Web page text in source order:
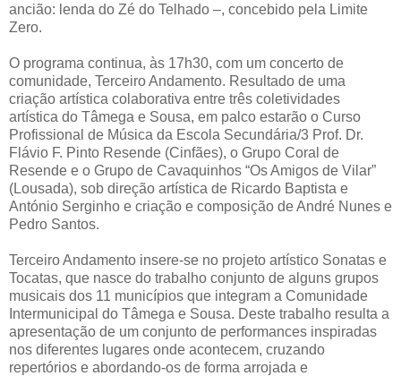
ancião: lenda do Zé do Telhado –, concebido pela Limite
Zero.
O programa continua, às 17h30, com um concerto de
comunidade, Terceiro Andamento. Resultado de uma
criação artística colaborativa entre três coletividades
artística do Tâmega e Sousa, em palco estarão o Curso
Profissional de Música da Escola Secundária/3 Prof. Dr.
Flávio F. Pinto Resende (Cinfães), o Grupo Coral de
Resende e o Grupo de Cavaquinhos “Os Amigos de Vilar”
(Lousada), sob direção artística de Ricardo Baptista e
António Serginho e criação e composição de André Nunes e
Pedro Santos.
Terceiro Andamento insere-se no projeto artístico Sonatas e
Tocatas, que nasce do trabalho conjunto de alguns grupos
musicais dos 11 municípios que integram a Comunidade
Intermunicipal do Tâmega e Sousa. Deste trabalho resulta a
apresentação de um conjunto de performances inspiradas
nos diferentes lugares onde acontecem, cruzando
repertórios e abordando-os de forma arrojada e